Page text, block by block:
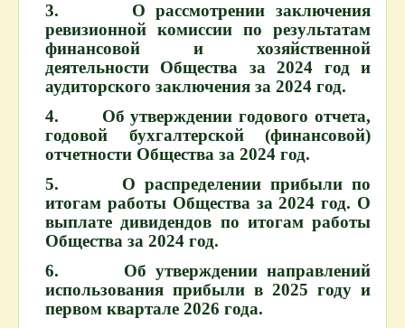
3. О рассмотрении заключения
ревизионной комиссии по результатам
финансовой и хозяйственной
деятельности Общества за 2024 год и
аудиторского заключения за 2024 год.
4. Об утверждении годового отчета,
годовой бухгалтерской (финансовой)
отчетности Общества за 2024 год.
5. О распределении прибыли по
итогам работы Общества за 2024 год. О
выплате дивидендов по итогам работы
Общества за 2024 год.
6. Об утверждении направлений
использования прибыли в 2025 году и
первом квартале 2026 года.